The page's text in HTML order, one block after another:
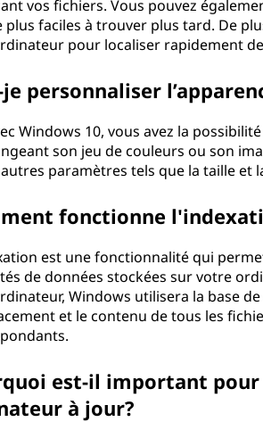
vos fichiers. Vous pouvez
plus faciles à trouver plus tard. De
pour localiser rapidement
je personnaliser
Windows 10, vous avez la
son jeu de couleurs ou son
paramètres tels que la taille et
fonctionne
est une fonctionnalité qui
de données stockées sur votre
Windows utilisera la base
et le contenu de tous les
est-il important
à jour?